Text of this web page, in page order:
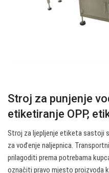
Stroj za punjenje
etiketiranje OPP,
Stroj za ljepljenje etiketa sastoji
za vođenje naljepnica.
prilagoditi prema potrebama
označiti pravo mjesto proizvoda